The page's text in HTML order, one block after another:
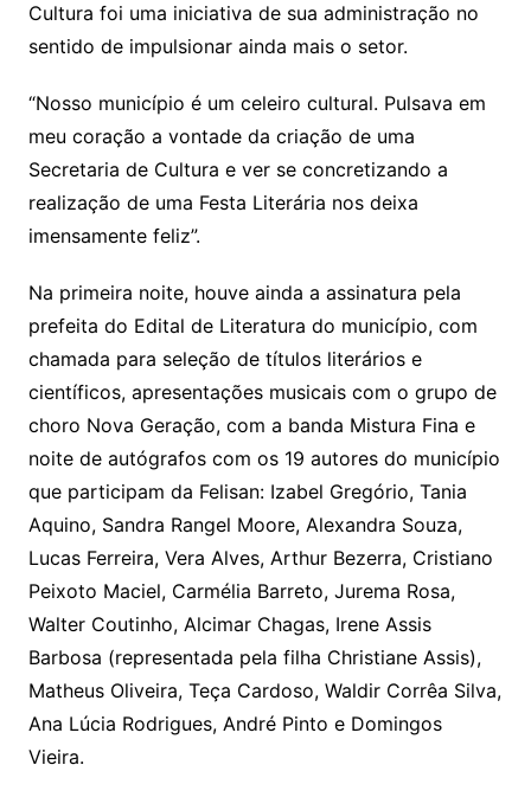
Cultura foi uma iniciativa de sua administração no
sentido de impulsionar ainda mais o setor.
“Nosso município é um celeiro cultural. Pulsava em
meu coração a vontade da criação de uma
Secretaria de Cultura e ver se concretizando a
realização de uma Festa Literária nos deixa
imensamente feliz”.
Na primeira noite, houve ainda a assinatura pela
prefeita do Edital de Literatura do município, com
chamada para seleção de títulos literários e
científicos, apresentações musicais com o grupo de
choro Nova Geração, com a banda Mistura Fina e
noite de autógrafos com os 19 autores do município
que participam da Felisan: Izabel Gregório, Tania
Aquino, Sandra Rangel Moore, Alexandra Souza,
Lucas Ferreira, Vera Alves, Arthur Bezerra, Cristiano
Peixoto Maciel, Carmélia Barreto, Jurema Rosa,
Walter Coutinho, Alcimar Chagas, Irene Assis
Barbosa (representada pela filha Christiane Assis),
Matheus Oliveira, Teça Cardoso, Waldir Corrêa Silva,
Ana Lúcia Rodrigues, André Pinto e Domingos
Vieira.